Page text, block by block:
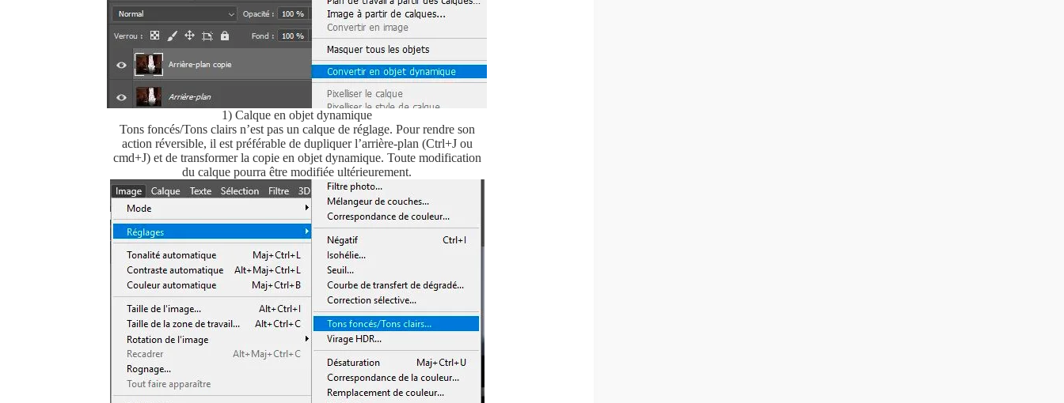
1) Calque en objet dynamique
Tons foncés/Tons clairs n’est pas un calque de réglage. Pour rendre son
action réversible, il est préférable de dupliquer l’arrière-plan (Ctrl+J ou
cmd+J) et de transformer la copie en objet dynamique. Toute modification
du calque pourra être modifiée ultérieurement.